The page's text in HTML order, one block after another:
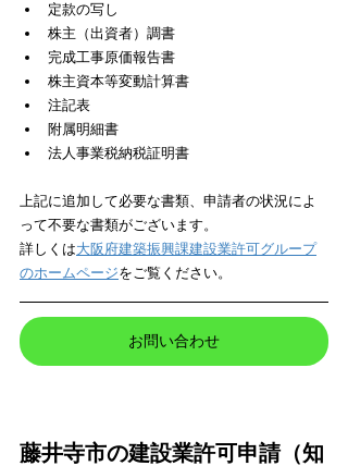
定款の写し
株主（出資者）調書
完成工事原価報告書
株主資本等変動計算書
注記表
附属明細書
法人事業税納税証明書
上記に追加して必要な書類、申請者の状況によ
って不要な書類がございます。
詳しくは大阪府建築振興課建設業許可グループ
のホームページをご覧ください。
お問い合わせ
藤井寺市の建設業許可申請（知